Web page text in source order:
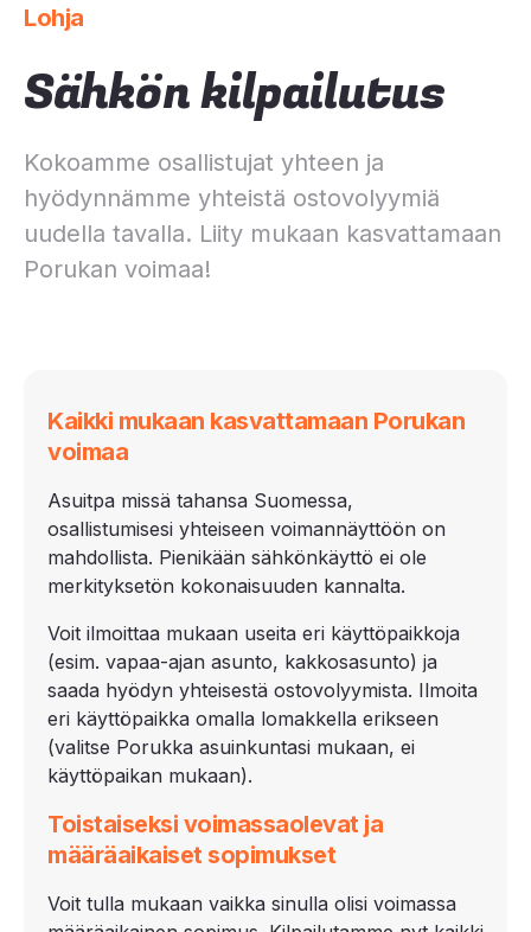
Lohja
Sähkön kilpailutus
Kokoamme osallistujat yhteen ja
hyödynnämme yhteistä ostovolyymiä
uudella tavalla. Liity mukaan kasvattamaan
Porukan voimaa!
Kaikki mukaan kasvattamaan Porukan
voimaa
Asuitpa missä tahansa Suomessa,
osallistumisesi yhteiseen voimannäyttöön on
mahdollista. Pienikään sähkönkäyttö ei ole
merkityksetön kokonaisuuden kannalta.
Voit ilmoittaa mukaan useita eri käyttöpaikkoja
(esim. vapaa-ajan asunto, kakkosasunto) ja
saada hyödyn yhteisestä ostovolyymista. Ilmoita
eri käyttöpaikka omalla lomakkella erikseen
(valitse Porukka asuinkuntasi mukaan, ei
käyttöpaikan mukaan).
Toistaiseksi voimassaolevat ja
määräaikaiset sopimukset
Voit tulla mukaan vaikka sinulla olisi voimassa